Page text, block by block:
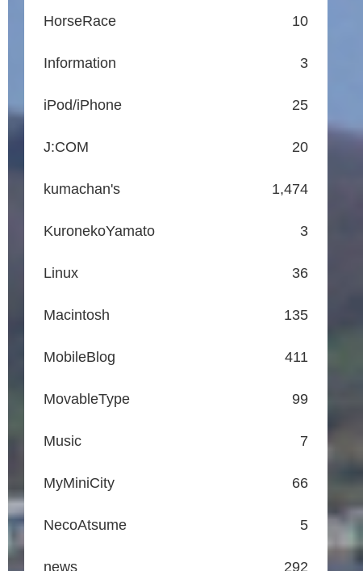
HorseRace 10
Information 3
iPod/iPhone 25
J:COM 20
kumachan's 1,474
KuronekoYamato 3
Linux 36
Macintosh 135
MobileBlog 411
MovableType 99
Music 7
MyMiniCity 66
NecoAtsume 5
news 292